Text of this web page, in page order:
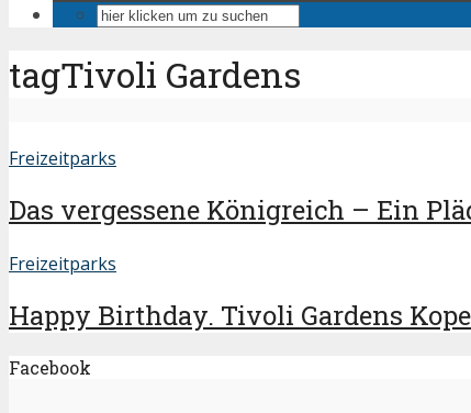
tagTivoli Gardens
Freizeitparks
Das vergessene Königreich – Ein
Freizeitparks
Happy Birthday. Tivoli Gardens
Facebook